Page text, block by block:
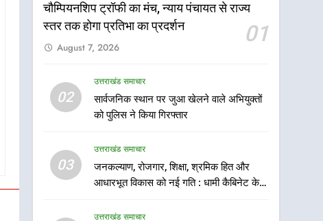
चौम्पियनशिप ट्रॉफी का मंच, न्याय पंचायत से राज्य
स्तर तक होगा प्रतिभा का प्रदर्शन
01
August 7, 2026
02
उत्तराखंड समाचार
सार्वजनिक स्थान पर जुआ खेलने वाले अभियुक्तों
को पुलिस ने किया गिरफ्तार
03
उत्तराखंड समाचार
जनकल्याण, रोजगार, शिक्षा, श्रमिक हित और
आधारभूत विकास को नई गति : धामी कैबिनेट के
उत्तराखंड समाचार
5
राष्ट्रीय हथकरघा दिवस पर
मुख्यमंत्री धामी ने उत्कृष्ट बुनकरों
सम्मानित
6
उत्तराखंड कांग्रेस में बड़ा
कार्यकारिणी और समितियों का
उत्तराखंड समाचार